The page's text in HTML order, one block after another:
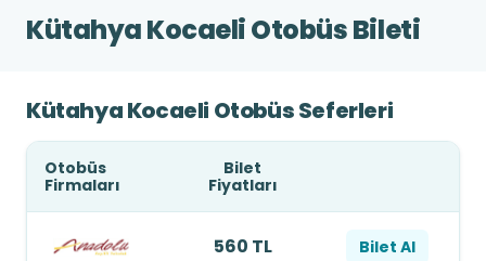
Kütahya Kocaeli Otobüs Bileti
Kütahya Kocaeli Otobüs Seferleri
Otobüs
Firmaları
Bilet
Fiyatları
560 TL Bilet Al